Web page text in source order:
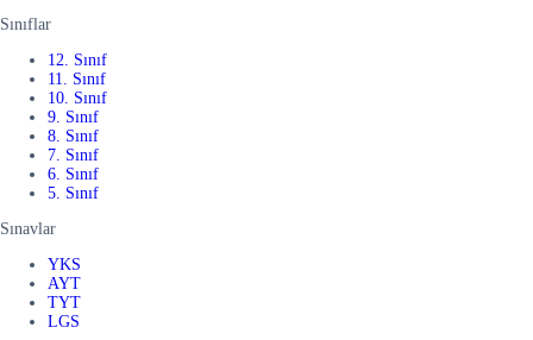
Sınıflar
12. Sınıf
11. Sınıf
10. Sınıf
9. Sınıf
8. Sınıf
7. Sınıf
6. Sınıf
5. Sınıf
Sınavlar
YKS
AYT
TYT
LGS